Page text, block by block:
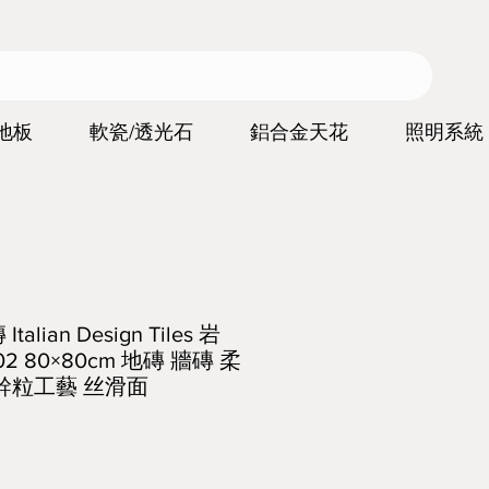
板 軟瓷/透光石 鋁合金天花 照明系統
Italian Design Tiles 岩
80×80cm 地磚 牆磚 柔
粒工藝 丝滑面